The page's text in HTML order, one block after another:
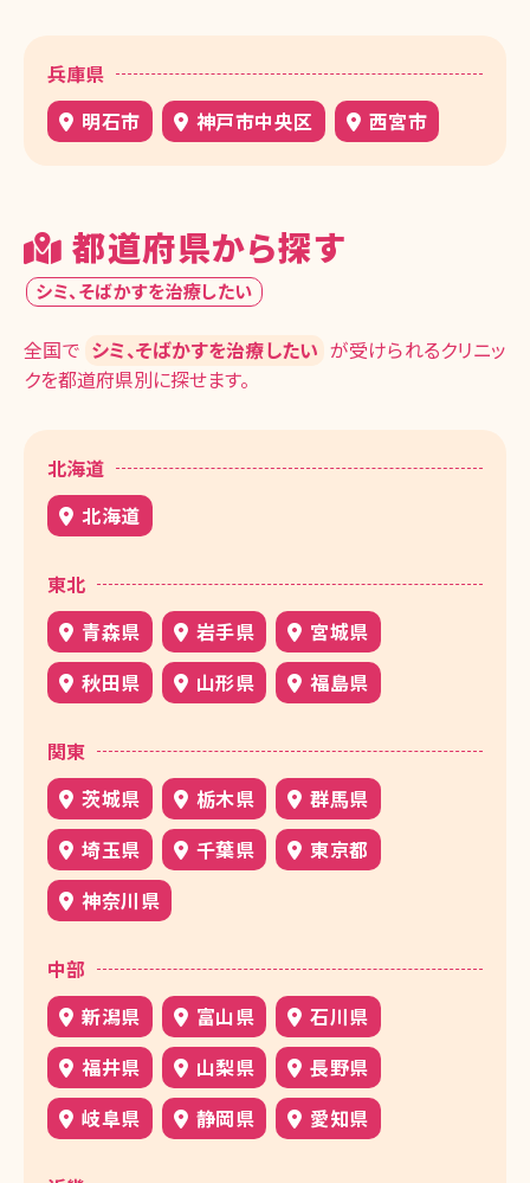
兵庫県
明石市
神戸市中央区 西宮市
都道府県から探す
シミ、そばかすを治療したい
全国で シミ、そばかすを治療したい が受けられるクリニッ
クを都道府県別に探せます。
北海道
北海道
東北
青森県
岩手県
宮城県
秋田県
山形県 福島県
関東
茨城県
栃木県
群馬県
埼玉県
千葉県
東京都
神奈川県
中部
新潟県
富山県
石川県
福井県
山梨県
長野県
岐阜県
静岡県 愛知県